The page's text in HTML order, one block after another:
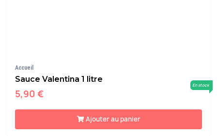
Accueil
Sauce Valentina 1 litre
5,90 €
En stock
Ajouter au panier